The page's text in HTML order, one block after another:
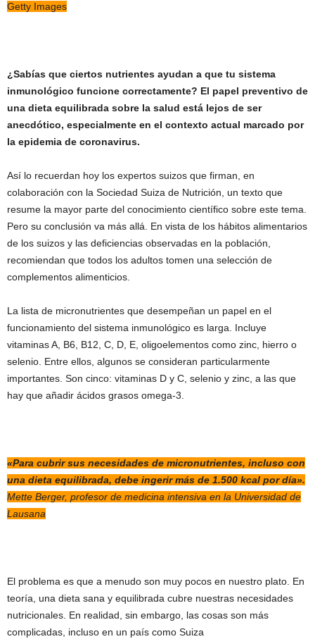
Getty Images
¿Sabías que ciertos nutrientes ayudan a que tu sistema
inmunológico funcione correctamente? El papel preventivo de
una dieta equilibrada sobre la salud está lejos de ser
anecdótico, especialmente en el contexto actual marcado por
la epidemia de coronavirus.
Así lo recuerdan hoy los expertos suizos que firman, en
colaboración con la Sociedad Suiza de Nutrición, un texto que
resume la mayor parte del conocimiento científico sobre este tema.
Pero su conclusión va más allá. En vista de los hábitos alimentarios
de los suizos y las deficiencias observadas en la población,
recomiendan que todos los adultos tomen una selección de
complementos alimenticios.
La lista de micronutrientes que desempeñan un papel en el
funcionamiento del sistema inmunológico es larga. Incluye
vitaminas A, B6, B12, C, D, E, oligoelementos como zinc, hierro o
selenio. Entre ellos, algunos se consideran particularmente
importantes. Son cinco: vitaminas D y C, selenio y zinc, a las que
hay que añadir ácidos grasos omega-3.
«Para cubrir sus necesidades de micronutrientes, incluso con
una dieta equilibrada, debe ingerir más de 1.500 kcal por día».
Mette Berger, profesor de medicina intensiva en la Universidad de
Lausana
El problema es que a menudo son muy pocos en nuestro plato. En
teoría, una dieta sana y equilibrada cubre nuestras necesidades
nutricionales. En realidad, sin embargo, las cosas son más
complicadas, incluso en un país como Suiza